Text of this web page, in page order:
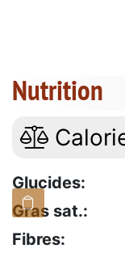
Nutrition
Glucides:
Gras sat.:
Fibres: